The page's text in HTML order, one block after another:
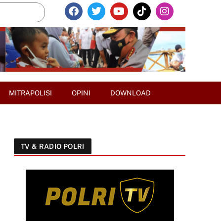
MITRAPOLISI OPINI DOWNLOAD
TV & RADIO POLRI